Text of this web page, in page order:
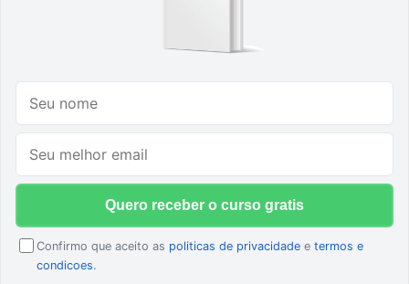
Quero receber o curso gratis
Confirmo que aceito as politicas de privacidade e termos e
condicoes.